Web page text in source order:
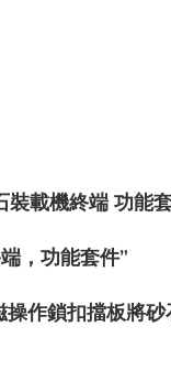
載機終端 功能
，功能套件”
作鎖扣擋板將